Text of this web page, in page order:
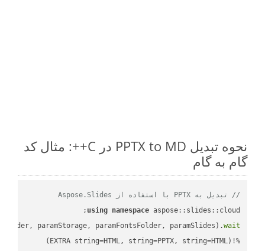
نحوه تبدیل PPTX to MD در C++: مثال کد
گام به گام
// تبدیل به PPTX با استفاده از Aspose.Slides
using namespace
paramStorage, paramFontsFolder, paramSlides).wait
%!(EXTRA string=HTML, string=PPTX, string=HTML)